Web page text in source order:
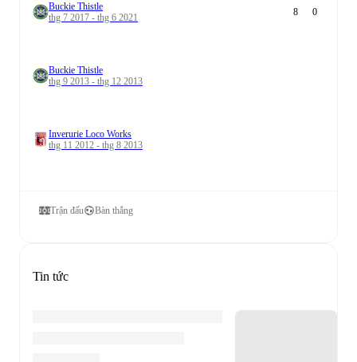
Buckie Thistle
thg 7 2017 - thg 6 2021
8 0
Buckie Thistle
thg 9 2013 - thg 12 2013
Inverurie Loco Works
thg 11 2012 - thg 8 2013
Trận đấu Bàn thắng
Tin tức